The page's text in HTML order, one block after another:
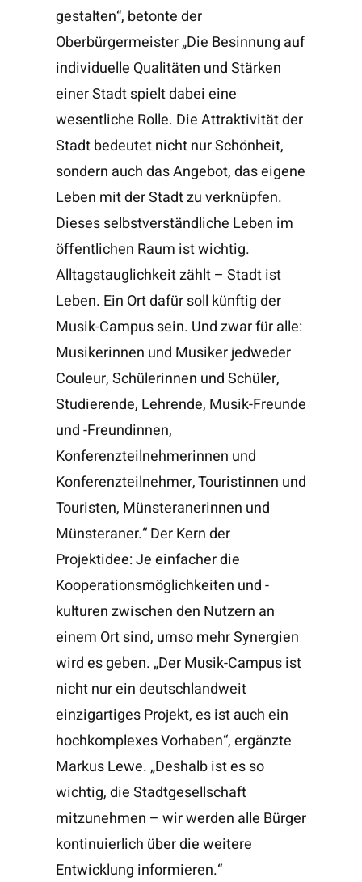
gestalten“, betonte der
Oberbürgermeister „Die Besinnung auf
individuelle Qualitäten und Stärken
einer Stadt spielt dabei eine
wesentliche Rolle. Die Attraktivität der
Stadt bedeutet nicht nur Schönheit,
sondern auch das Angebot, das eigene
Leben mit der Stadt zu verknüpfen.
Dieses selbstverständliche Leben im
öffentlichen Raum ist wichtig.
Alltagstauglichkeit zählt – Stadt ist
Leben. Ein Ort dafür soll künftig der
Musik-Campus sein. Und zwar für alle:
Musikerinnen und Musiker jedweder
Couleur, Schülerinnen und Schüler,
Studierende, Lehrende, Musik-Freunde
und -Freundinnen,
Konferenzteilnehmerinnen und
Konferenzteilnehmer, Touristinnen und
Touristen, Münsteranerinnen und
Münsteraner.“ Der Kern der
Projektidee: Je einfacher die
Kooperationsmöglichkeiten und -
kulturen zwischen den Nutzern an
einem Ort sind, umso mehr Synergien
wird es geben. „Der Musik-Campus ist
nicht nur ein deutschlandweit
einzigartiges Projekt, es ist auch ein
hochkomplexes Vorhaben“, ergänzte
Markus Lewe. „Deshalb ist es so
wichtig, die Stadtgesellschaft
mitzunehmen – wir werden alle Bürger
kontinuierlich über die weitere
Entwicklung informieren.“